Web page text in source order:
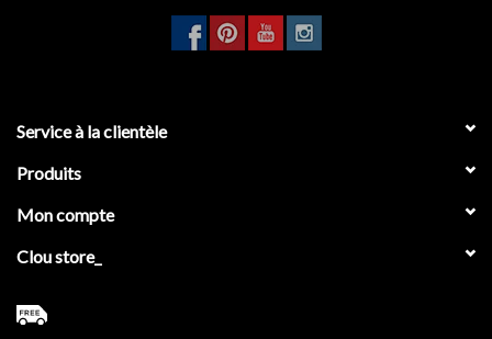
Service à la clientèle
Produits
Mon compte
Clou store_